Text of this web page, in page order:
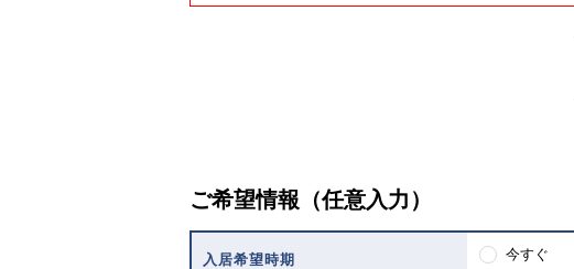
ご希望情報（任意入力）
入居希望時期 今すぐ